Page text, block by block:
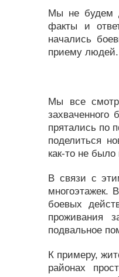
Мы не будем
факты и
начались
приему людей.
Мы все
прятались по
поделиться
как-то не
В связи с
многоэтажек.
боевых
проживания
подвальное
К примеру,
районах